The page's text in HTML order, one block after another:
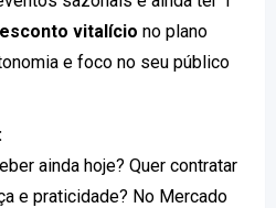
vitalício no plano
e foco no seu público
ainda hoje? Quer contratar
e praticidade? No Mercado